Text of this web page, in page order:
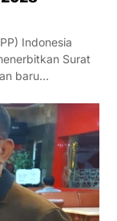
Indonesia
Surat
baru…